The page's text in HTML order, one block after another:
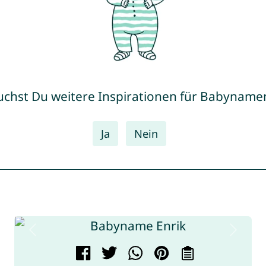
Du weitere Inspirationen für
Ja Nein